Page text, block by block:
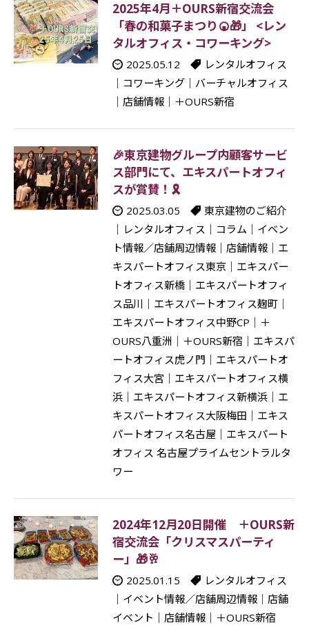
2025年4月＋OURS新宿交流会
「春の和菓子まつり🍘🎁」 <レン
タルオフィス・コワーキング>
2025.05.12
レンタルオフィス
コワーキング｜ バーチャルオフィス
店舗情報｜ ＋OURS新宿
🎉東京建物グループ内顧客サービ
ス部門にて、エキスパートオフィ
スが賞賛！🎗
2025.03.05
東京建物のご紹介
レンタルオフィス コラム
イベン
ト情報／店舗周辺情報｜ 店舗情報｜ エ
キスパートオフィス東京｜ エキスパー
トオフィス新橋｜ エキスパートオフィ
ス品川
エキスパートオフィス麹町｜
エキスパートオフィス中野CP
＋
OURS八重洲
＋OURS新宿
エキスパ
ートオフィス虎ノ門
エキスパートオ
フィス大宮
エキスパートオフィス横
浜｜ エキスパートオフィス新横浜｜ エ
キスパートオフィス大阪梅田
エキス
パートオフィス名古屋｜ エキスパート
オフィス 名古屋プライムセントラルタ
ワー
2024年12月20日開催 ＋OURS新
宿交流会「クリスマスパーティ
ー」🎁🥂
2025.01.15
レンタルオフィス
イベント情報／店舗周辺情報｜ 店舗
イベント
店舗情報｜ ＋OURS新宿